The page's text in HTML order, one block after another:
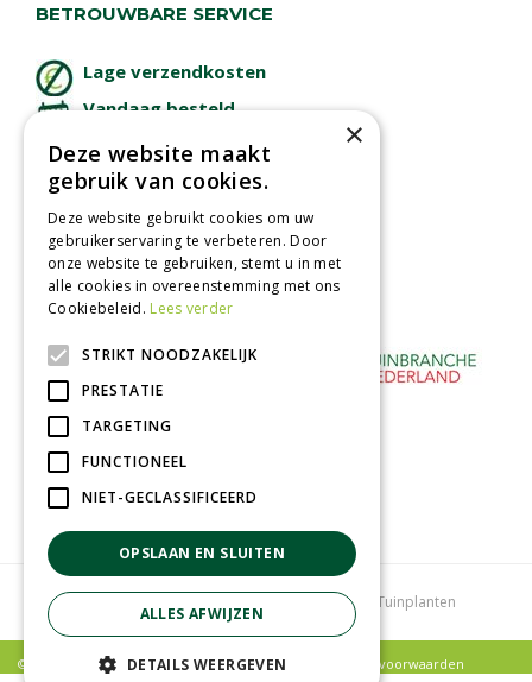
BETROUWBARE SERVICE
Lage verzendkosten
Vandaag besteld
Afhalen in tuincentrum
Betaal veilig
met iDeal - Wero
Kamerplanten Tuinplanten
© Poppelaars Tuincentrum |Privacy policy Algemene voorwaarden
×
Deze website maakt
gebruik van cookies.
Deze website gebruikt cookies om uw
gebruikerservaring te verbeteren. Door
onze website te gebruiken, stemt u in met
alle cookies in overeenstemming met ons
Cookiebeleid. Lees verder
STRIKT NOODZAKELIJK
PRESTATIE
TARGETING
FUNCTIONEEL
NIET-GECLASSIFICEERD
OPSLAAN EN SLUITEN
ALLES AFWIJZEN
DETAILS WEERGEVEN